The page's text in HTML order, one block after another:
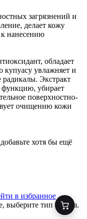
загрязнений и
делает кожу
к нанесению
обладает
увлажняет и
радикалы. Экстракт
функцию, убирает
поверхностно-
очищению кожи
хотя бы ещё
в избранное
выберите тип товара.